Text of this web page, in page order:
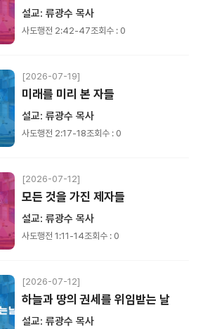
설교: 류광수 목사
사도행전 2:42-47조회수 : 0
[2026-07-19]
미래를 미리 본 자들
설교: 류광수 목사
사도행전 2:17-18조회수 : 0
[2026-07-12]
모든 것을 가진 제자들
설교: 류광수 목사
사도행전 1:11-14조회수 : 0
[2026-07-12]
하늘과 땅의 권세를 위임받는 날
설교: 류광수 목사